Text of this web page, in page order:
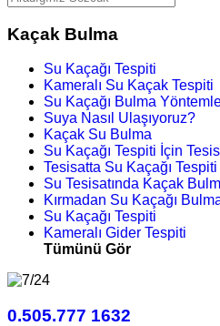
Kaçak Bulma
Su Kaçağı Tespiti
Kameralı Su Kaçak Tespiti
Su Kaçağı Bulma
Suya Nasıl Ulaşıyoruz?
Kaçak Su Bulma
Su Kaçağı Tespiti İçin
Tesisatta Su Kaçağı Tespiti
Su Tesisatında Kaçak
Kırmadan Su Kaçağı
Su Kaçağı Tespiti
Kameralı Gider Tespiti
Tümünü Gör
0.505.777 1632